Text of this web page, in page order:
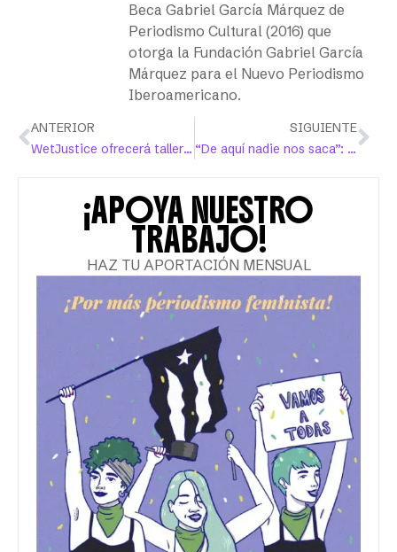
Beca Gabriel García Márquez de
Periodismo Cultural (2016) que
otorga la Fundación Gabriel García
Márquez para el Nuevo Periodismo
Iberoamericano.
ANTERIOR
WetJustice ofrecerá talleres de educación sexual integral para las juventudes
SIGUIENTE
“De aquí nadie nos saca”: una exposición sobre arte y resistencia en Puerto Rico
¡APOYA NUESTRO
TRABAJO!
HAZ TU APORTACIÓN MENSUAL